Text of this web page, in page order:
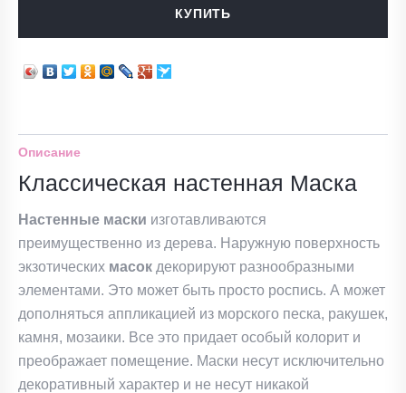
КУПИТЬ
Описание
Классическая настенная Маска
Настенные маски изготавливаются
преимущественно из дерева. Наружную поверхность
экзотических масок декорируют разнообразными
элементами. Это может быть просто роспись. А может
дополняться аппликацией из морского песка, ракушек,
камня, мозаики. Все это придает особый колорит и
преображает помещение. Маски несут исключительно
декоративный характер и не несут никакой